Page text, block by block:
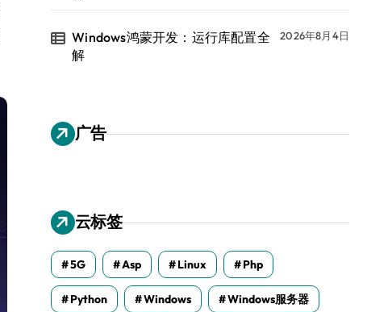
Windows鸿蒙开发：运行库配置全
解
2026年8月4日
广告
云标签
5G Asp Linux Php
Python Windows Windows服务器